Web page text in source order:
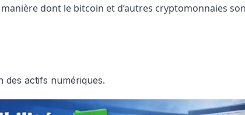
dont le bitcoin et d’autres cryptomonnaies
des actifs numériques.